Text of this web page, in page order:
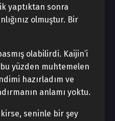
yaptıktan sonra
olmuştur. Bir
olabilirdi. Kaijin’i
yüzden muhtemelen
hazırladım ve
anlamı yoktu.
seninle bir şey